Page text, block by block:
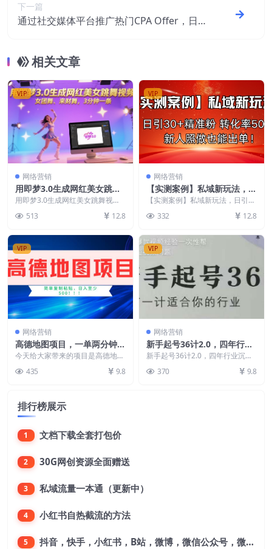
下一篇
通过社交媒体平台推广热门CPA Offer，日
相关文章
VIP
网络营销
用即梦3.0生成网红美女跳舞
视频，女团舞、来财舞，3分
钟一条
用即梦3.0生成网红美女跳舞视
最近，我发现抖音和...
513 12.8
VIP
网络营销
【实测案例】私域新玩法，日
引30+精准粉，转化率50%，
新人照做也能出单！
【实测案例】私域新玩法，日引30
也能出单！ 项目...
332 12.8
VIP
网络营销
高德地图项目，一单两分钟4
元，一小时120元，操作简单
今天给大家带来的项目是高德地图
用户，推出的激励计划...
435 9.8
VIP
网络营销
新手起号36计2.0，四年行业
沉淀，上百条爆款视频经验一
新手起号36计2.0，四年行业沉
你搞定短视频问题 ...
370 9.8
排行榜展示
1 文档下载全套打包价
2 30G网创资源全面赠送
3 私域流量一本通（更新中）
4 小红书自热截流的方法
5 抖音，快手，小红书，B站，微博，微信公众号，微信视频号。每一个平台，都是不一样的机会，对应不一样的赚钱思路